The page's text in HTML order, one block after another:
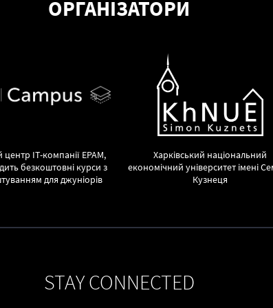
ОРГАНІЗАТОРИ
ІТ-компанії ЕРАМ,
безкоштовні курси з
для джуніорів
Харківський національний
економічний університет імені
Кузнеця
STAY CONNECTED